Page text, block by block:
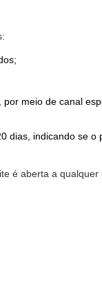
meio de canal
indicando se
é aberta a